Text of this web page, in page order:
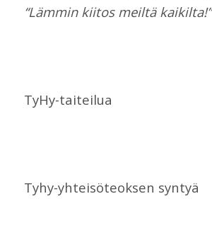
“Lämmin kiitos meiltä kaikilta!”
TyHy-taiteilua
Tyhy-yhteisöteoksen syntyä